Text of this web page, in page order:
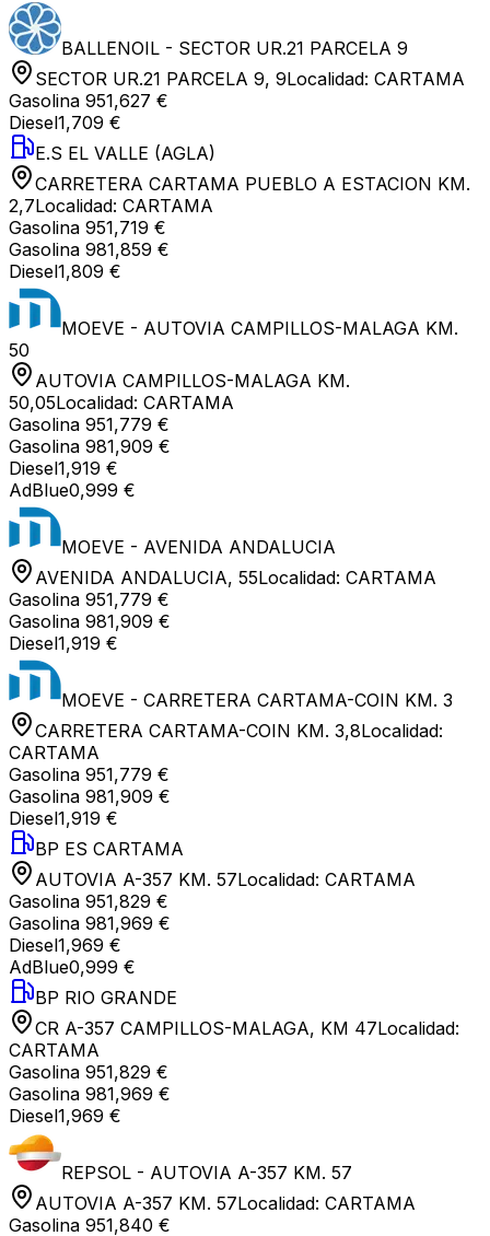
BALLENOIL - SECTOR UR.21 PARCELA 9
SECTOR UR.21 PARCELA 9, 9Localidad: CARTAMA
Gasolina 951,627 €
Diesel1,709 €
E.S EL VALLE (AGLA)
CARRETERA CARTAMA PUEBLO A ESTACION KM.
2,7Localidad: CARTAMA
Gasolina 951,719 €
Gasolina 981,859 €
Diesel1,809 €
MOEVE - AUTOVIA CAMPILLOS-MALAGA KM.
50
AUTOVIA CAMPILLOS-MALAGA KM.
50,05Localidad: CARTAMA
Gasolina 951,779 €
Gasolina 981,909 €
Diesel1,919 €
AdBlue0,999 €
MOEVE - AVENIDA ANDALUCIA
AVENIDA ANDALUCIA, 55Localidad: CARTAMA
Gasolina 951,779 €
Gasolina 981,909 €
Diesel1,919 €
MOEVE - CARRETERA CARTAMA-COIN KM. 3
CARRETERA CARTAMA-COIN KM. 3,8Localidad:
CARTAMA
Gasolina 951,779 €
Gasolina 981,909 €
Diesel1,919 €
BP ES CARTAMA
AUTOVIA A-357 KM. 57Localidad: CARTAMA
Gasolina 951,829 €
Gasolina 981,969 €
Diesel1,969 €
AdBlue0,999 €
BP RIO GRANDE
CR A-357 CAMPILLOS-MALAGA, KM 47Localidad:
CARTAMA
Gasolina 951,829 €
Gasolina 981,969 €
Diesel1,969 €
REPSOL - AUTOVIA A-357 KM. 57
AUTOVIA A-357 KM. 57Localidad: CARTAMA
Gasolina 951,840 €